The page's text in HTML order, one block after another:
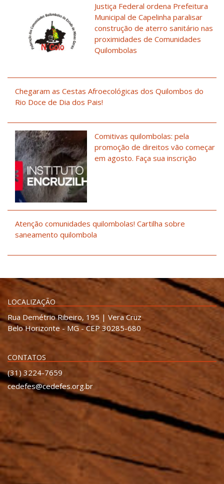
Justiça Federal ordena Prefeitura
Municipal de Capelinha paralisar
construção de aterro sanitário nas
proximidades de Comunidades
Quilombolas
Chegaram as Cestas Afroecológicas dos Quilombos do
Rio Doce de Dia dos Pais!
Comitivas quilombolas: pela
promoção de direitos vão começar
em agosto. Faça sua inscrição
Atenção comunidades quilombolas! Cartilha sobre
saneamento quilombola
LOCALIZAÇÃO
Rua Demétrio Ribeiro, 195 | Vera Cruz
Belo Horizonte - MG - CEP 30285-680
CONTATOS
(31) 3224-7659
cedefes@cedefes.org.br